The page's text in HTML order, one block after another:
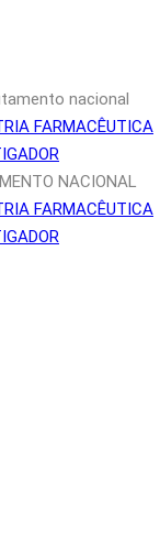
nacional
FARMACÊUTICA
NACIONAL
FARMACÊUTICA